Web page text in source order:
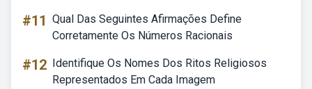
#11 Qual Das Seguintes Afirmações Define
Corretamente Os Números Racionais
#12 Identifique Os Nomes Dos Ritos Religiosos
Representados Em Cada Imagem